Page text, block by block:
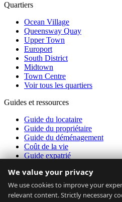
Quartiers
Ocean Village
Queensway Quay
Upper Town
Europort
South District
Midtown
Town Centre
Voir tous les quartiers
Guides et ressources
Guide du locataire
Guide du propriétaire
Guide du déménagement
Coût de la vie
Guide expatrié
Calculateur d'accessibilité
Données du marché
À propos
We value your privacy
We use cookies to improve your
relevant content. Strictly necessary